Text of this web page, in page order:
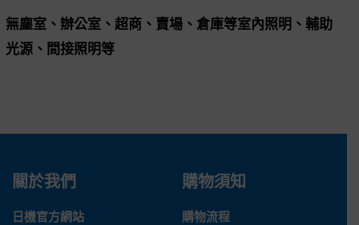
無塵室、辦公室、超商、賣場、倉庫等室內照明、輔助
光源、間接照明等
關於我們
日機官方網站
購物須知
購物流程